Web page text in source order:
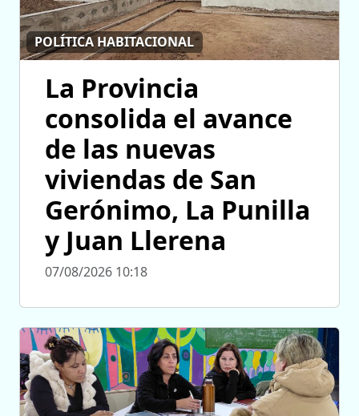
POLÍTICA HABITACIONAL
La Provincia
consolida el avance
de las nuevas
viviendas de San
Gerónimo, La Punilla
y Juan Llerena
07/08/2026 10:18